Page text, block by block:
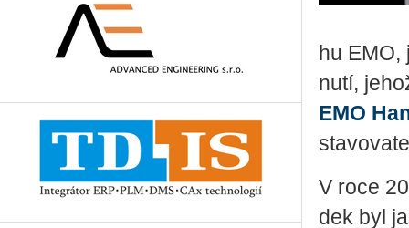
hu
nu­tí,
EMO
V roce
dek byl